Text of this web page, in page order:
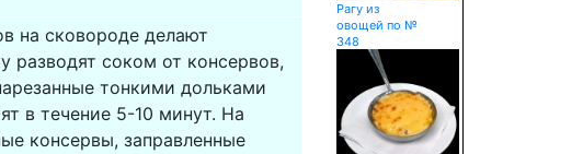
на сковороде делают
соком от консервов,
тонкими дольками
в течение 5-10 минут. На
консервы, заправленные
Рагу из
овощей по №
348